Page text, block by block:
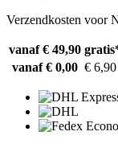
Verzendkosten voor
vanaf € 49,90
vanaf € 0,00 € 6,90